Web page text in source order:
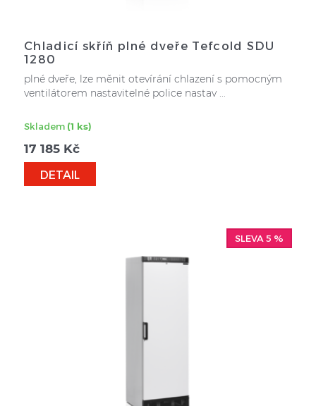
Chladicí skříň plné dveře Tefcold SDU
1280
plné dveře, lze měnit otevírání chlazení s pomocným
ventilátorem nastavitelné police nastav ...
Skladem (1 ks)
17 185 Kč
DETAIL
SLEVA 5 %